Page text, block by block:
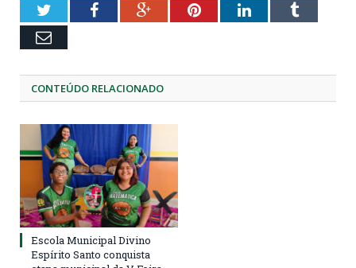
TwitterFacebookGoogle+PinterestLinkedInTumblr
Email
CONTEÚDO RELACIONADO
Escola Municipal Divino
Espírito Santo conquista